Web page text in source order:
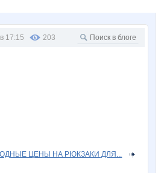
17:15 203
ЦЕНЫ НА РЮКЗАКИ ДЛЯ...